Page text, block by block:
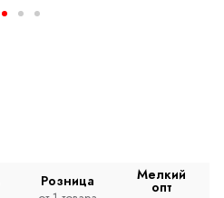
Розница
Мелкий
опт